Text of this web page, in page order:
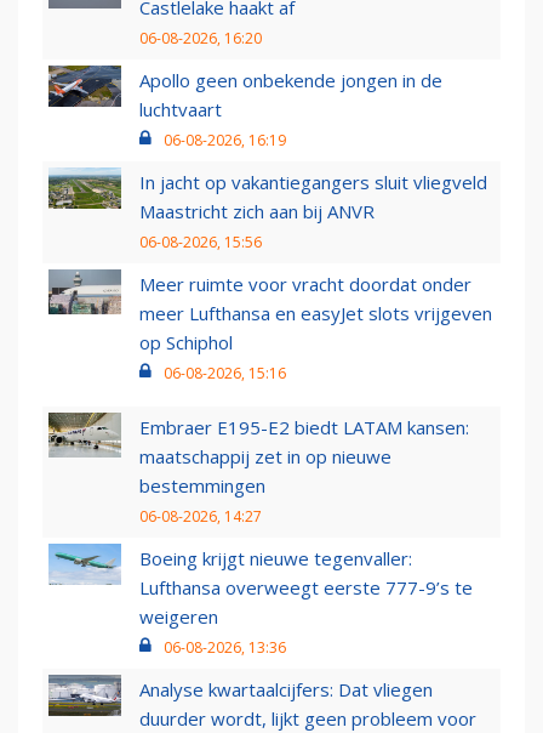
Castlelake haakt af
06-08-2026, 16:20
Apollo geen onbekende jongen in de
luchtvaart
06-08-2026, 16:19
In jacht op vakantiegangers sluit vliegveld
Maastricht zich aan bij ANVR
06-08-2026, 15:56
Meer ruimte voor vracht doordat onder
meer Lufthansa en easyJet slots vrijgeven
op Schiphol
06-08-2026, 15:16
Embraer E195-E2 biedt LATAM kansen:
maatschappij zet in op nieuwe
bestemmingen
06-08-2026, 14:27
Boeing krijgt nieuwe tegenvaller:
Lufthansa overweegt eerste 777-9’s te
weigeren
06-08-2026, 13:36
Analyse kwartaalcijfers: Dat vliegen
duurder wordt, lijkt geen probleem voor